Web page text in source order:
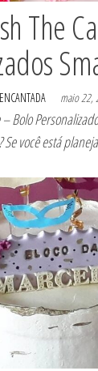
The
maio 22,
Bolo
Se você está